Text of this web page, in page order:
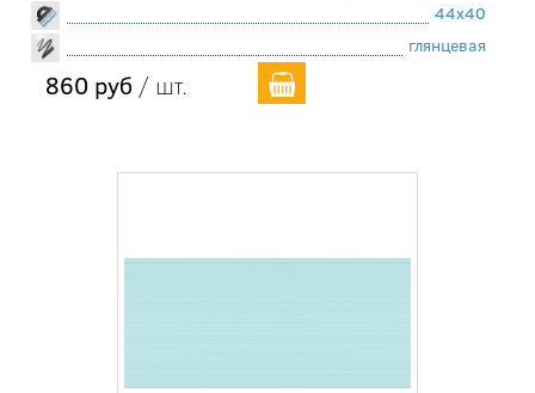
44x40
глянцевая
860 руб / шт.